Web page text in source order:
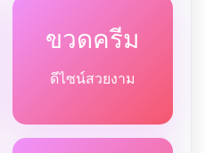
ขวดครีม
ดีไซน์สวยงาม